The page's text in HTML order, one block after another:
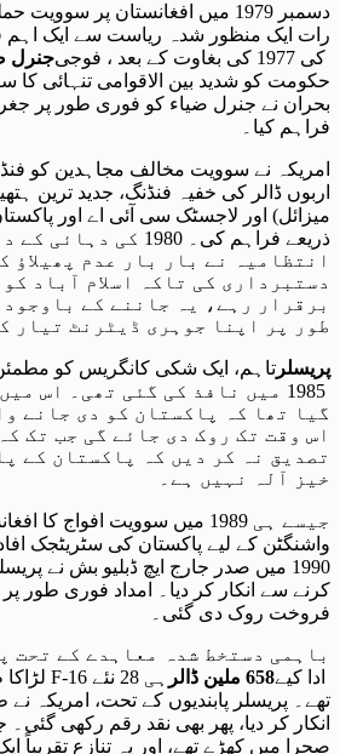
دسمبر 1979 میں افغانستان پر
رات ایک منظور شدہ ریاست سے ایک اہم
جنرلکی 1977 کی بغاوت کے بعد ، فوجی
حکومت کو شدید بین الاقوامی تنہائی کا
بحران نے جنرل ضیاء کو فوری طور پر
فراہم کیا۔
امریکہ نے سوویت مخالف مجاہدین کو
اربوں ڈالر کی خفیہ فنڈنگ، جدید ترین
میزائل) اور لاجسٹک سی آئی اے اور
ذریعے فراہم کی۔ 1980 کی
انتظامیہ نے بار بار عدم پھیلاؤ
دستبرداری کی تاکہ اسلام آباد
برقرار رہے، یہ جاننے کے
طور پر اپنا جوہری ڈیٹرنٹ تیار
تاہم، ایک شکی کانگریس کو پریسلر
1985 میں نافذ کی گئی تھی۔ اس
گیا تھا کہ پاکستان کو دی جانے
اس وقت تک روک دی جائے گی جب تک
تصدیق نہ کر دیں کہ پاکستان کے
خیز آلہ نہیں ہے۔
جیسے ہی 1989 میں سوویت افواج
واشنگٹن کے لیے پاکستان کی سٹریٹجک
1990 میں صدر جارج ایچ ڈبلیو بش نے
کرنے سے انکار کر دیا۔ امداد فوری طور
فروخت روک دی گئی۔
باہمی دستخط شدہ معاہدے کے تحت
ہی 28 نئے F-16 لڑاکا طیاروں کے لیے تقریباً
658 ملین ڈالرادا کیے
تھے۔ پریسلر پابندیوں کے تحت، امریکہ
انکار کر دیا، پھر بھی نقد رقم رکھی گئی۔
صحرا میں کھڑے تھے، اور یہ تنازع تقریباً